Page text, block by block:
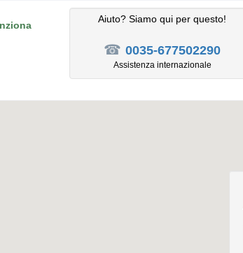
Aiuto? Siamo qui per questo!
☎ 0035-677502290
Assistenza internazionale